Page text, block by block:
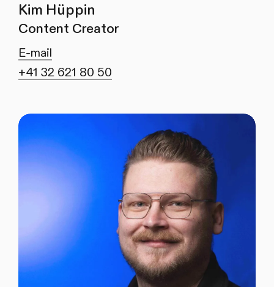
Kim Hüppin
Content Creator
E-mail
+41 32 621 80 50